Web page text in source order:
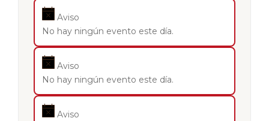
Aviso
No hay ningún evento este día.
Aviso
No hay ningún evento este día.
Aviso